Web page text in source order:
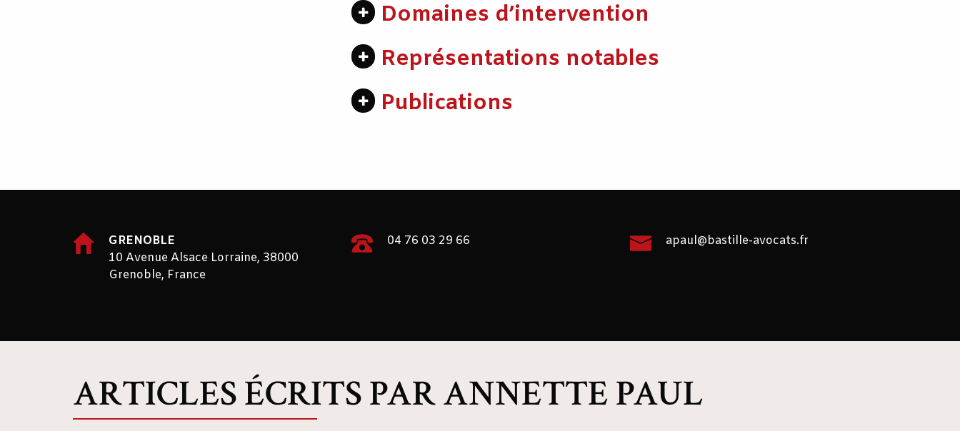
Domaines d’intervention
Représentations notables
Publications
GRENOBLE
10 Avenue Alsace Lorraine, 38000
Grenoble, France
04 76 03 29 66 apaul@bastille-avocats.fr
ARTICLES ÉCRITS PAR ANNETTE PAUL